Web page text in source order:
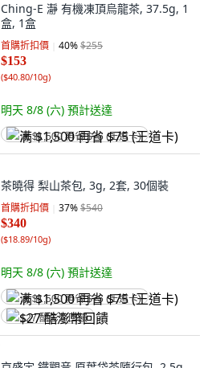
Ching-E 瀞 有機凍頂烏龍茶, 37.5g, 1
盒, 1盒
首購折扣價 40%$255
$153
($40.80/10g)
明天 8/8 (六) 預計送達
满 $1,500 再省 $75 (王道卡)
茶曉得 梨山茶包, 3g, 2套, 30個裝
首購折扣價 37%$540
$340
($18.89/10g)
明天 8/8 (六) 預計送達
满 $1,500 再省 $75 (王道卡)
$27 酷澎幣回饋